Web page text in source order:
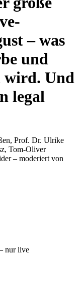
– was
und
wird. Und
legal
Prof. Dr. Ulrike
Tom-Oliver
– moderiert von
nur live